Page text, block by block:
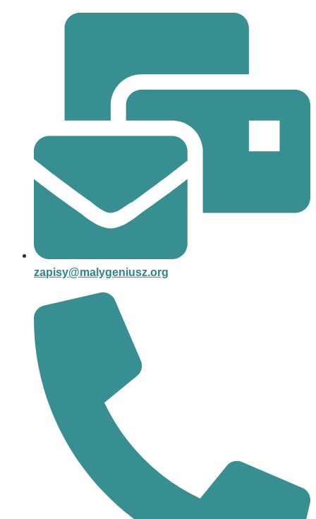
zapisy@malygeniusz.org